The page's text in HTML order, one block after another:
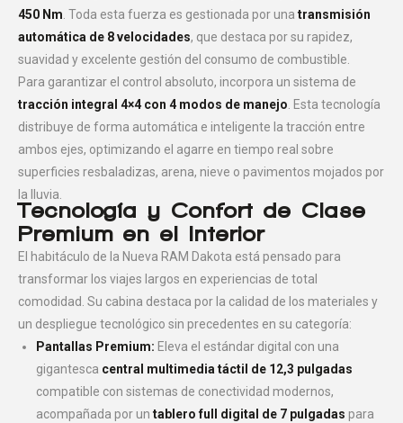
450 Nm . Toda esta fuerza es gestionada por una transmisión
automática de 8 velocidades, que destaca por su rapidez,
suavidad y excelente gestión del consumo de combustible.
Para garantizar el control absoluto, incorpora un sistema de
tracción integral 4×4 con 4 modos de manejo . Esta tecnología
distribuye de forma automática e inteligente la tracción entre
ambos ejes, optimizando el agarre en tiempo real sobre
superficies resbaladizas, arena, nieve o pavimentos mojados por
la lluvia.
Tecnología y Confort de Clase
Premium en el Interior
El habitáculo de la Nueva RAM Dakota está pensado para
transformar los viajes largos en experiencias de total
comodidad. Su cabina destaca por la calidad de los materiales y
un despliegue tecnológico sin precedentes en su categoría:
Pantallas Premium: Eleva el estándar digital con una
gigantesca central multimedia táctil de 12,3 pulgadas
compatible con sistemas de conectividad modernos,
acompañada por un tablero full digital de 7 pulgadas para